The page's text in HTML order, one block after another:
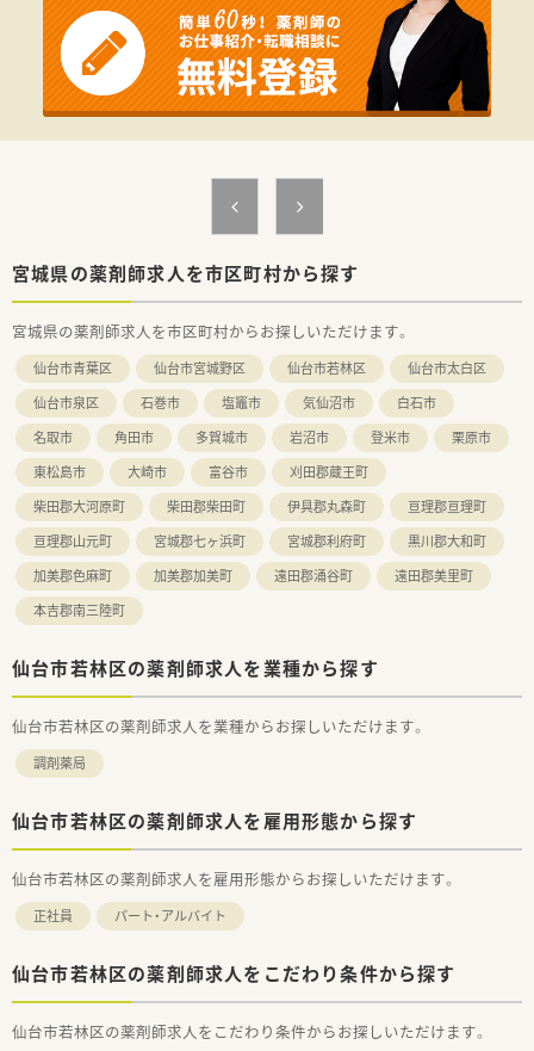
る環境が魅力の求人です。
■未経験やブランクのある方も相談可能であり、患者様に対して
親切で丁寧な対応ができる方を歓迎いたします。
【法人特徴について】
■仙台市内および近郊にて5店舗を展開しており、古くから地元
に密着して発展を続けてきた安定企業です。
通りやすい風通しの良い就業環境が魅力です。
■門前クリニックのドクターとの人間関係を極めて大切にして
宮城県の薬剤師求人を市区町村から探す
宮城県の薬剤師求人を市区町村からお探しいただけます。
仙台市青葉区 仙台市宮城野区 仙台市若林区
仙台市太白区
仙台市泉区
石巻市 塩竈市 気仙沼市
白石市
名取市
角田市 多賀城市 岩沼市 登米市
栗原市
東松島市
大崎市 富谷市
刈田郡蔵王町
柴田郡大河原町
柴田郡柴田町 伊具郡丸森町
亘理郡亘理町
亘理郡山元町
宮城郡七ヶ浜町 宮城郡利府町
黒川郡大和町
加美郡色麻町
加美郡加美町 遠田郡涌谷町
遠田郡美里町
本吉郡南三陸町
仙台市若林区の薬剤師求人を業種から探す
仙台市若林区の薬剤師求人を業種からお探しいただけます。
調剤薬局
仙台市若林区の薬剤師求人を雇用形態から探す
仙台市若林区の薬剤師求人を雇用形態からお探しいただけます。
正社員 パート・アルバイト
仙台市若林区の薬剤師求人をこだわり条件から探す
仙台市若林区の薬剤師求人をこだわり条件からお探しいただけます。